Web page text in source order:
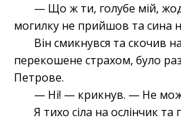
— Що ж ти, голубе мій,
могилку не прийшов та сина
Він смикнувся та скочив
перекошене страхом, було
Петрове.
— Ні! — крикнув. — Не
Я тихо сіла на ослінчик та